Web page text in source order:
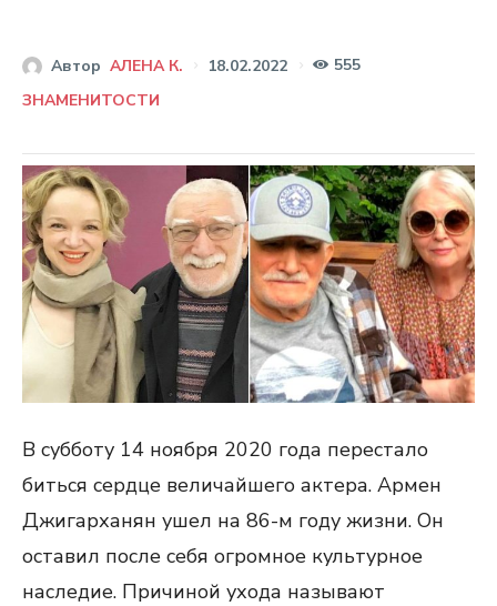
Автор АЛЕНА К. 18.02.2022
555
ЗНАМЕНИТОСТИ
В субботу 14 ноября 2020 года перестало
биться сердце величайшего актера. Армен
Джигарханян ушел на 86-м году жизни. Он
оставил после себя огромное культурное
наследие. Причиной ухода называют